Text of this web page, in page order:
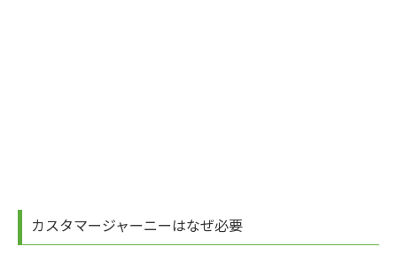
カスタマージャーニーはなぜ必要